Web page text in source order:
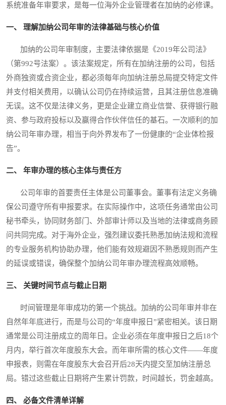
系统准备年审要求，是每一位海外企业管理者在加纳的必修课。
一、 理解加纳公司年审的法律基础与核心价值
加纳的公司年审制度，主要法律依据是《2019年公司法》
（第992号法案）。该法案规定，所有在加纳注册的公司，包括
外商独资或合资企业，都必须每年向加纳注册总局提交特定文件
并支付相关费用，以确认公司仍在持续运营，且其注册信息准确
无误。这不仅是法律义务，更是企业建立商业信誉、获得银行融
资、参与政府投标以及赢得合作伙伴信任的基石。一次顺利的加
纳公司年审办理，相当于向外界发布了一份健康的“企业体检报
告”。
二、 年审办理的核心主体与责任方
公司年审的首要责任主体是公司董事会。董事有法定义务确
保公司遵守所有申报要求。在实际操作中，这项任务通常由公司
秘书牵头，协同财务部门、外部审计师以及当地的法律或商务顾
问共同完成。对于海外企业，强烈建议委托熟悉加纳法规和流程
的专业服务机构协助办理，他们能有效规避因不熟悉规则而产生
的延误或错误，确保整个加纳公司年审办理流程高效顺畅。
三、 关键时间节点与截止日期
时间管理是年审成功的第一个挑战。加纳的公司年审并非在
自然年年底进行，而是与公司的“年度申报日”紧密相关。该日期
通常是公司注册成立的周年日。企业必须在年度申报日之后18个
月内，举行首次年度股东大会。而年审所需的核心文件——年度
申报表，则需在年度股东大会召开后28天内提交至加纳注册总
局。错过这些截止日期将产生累计罚款，时间越长，罚金越高。
四、 必备文件清单详解